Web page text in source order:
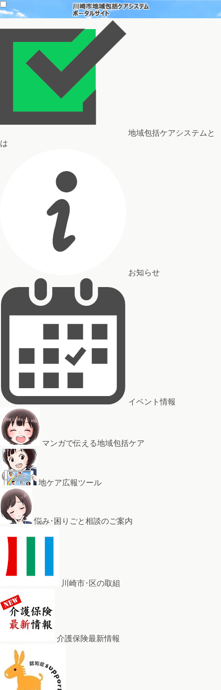
地域包括ケアシステムと
は
お知らせ
イベント情報
マンガで伝える地域包括ケア
地ケア広報ツール
悩み･困りごと相談のご案内
川崎市･区の取組
介護保険最新情報